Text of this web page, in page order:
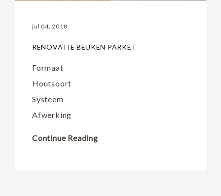
jul 04, 2018
RENOVATIE BEUKEN PARKET
Formaat
Houtsoort
Systeem
Afwerking
Continue Reading